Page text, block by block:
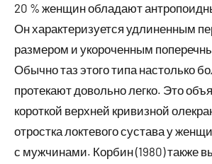
20 % женщин обладают
Он характеризуется удлиненным
размером и укороченным
Обычно таз этого типа настолько
протекают довольно легко. Это
короткой верхней кривизной
отростка локтевого сустава у
с мужчинами. Корбин (1980) также